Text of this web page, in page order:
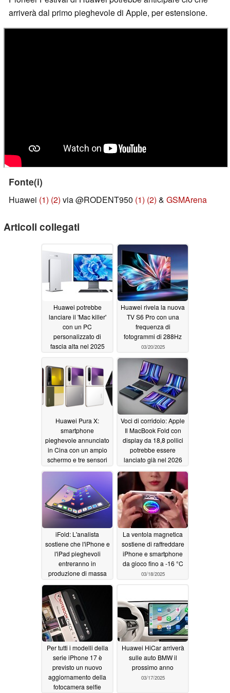
arriverà dal primo pieghevole di Apple, per estensione.
Fonte(i)
Huawei (1) (2) via @RODENT950 (1) (2) & GSMArena
Articoli collegati
Huawei potrebbe
lanciare il 'Mac killer'
con un PC
personalizzato di
fascia alta nel 2025
Huawei rivela la nuova
TV S6 Pro con una
frequenza di
fotogrammi di 288Hz
03/20/2025
Huawei Pura X:
smartphone
pieghevole annunciato
in Cina con un ampio
schermo e tre sensori
Voci di corridoio: Apple
Il MacBook Fold con
display da 18,8 pollici
potrebbe essere
lanciato già nel 2026
touchscreen in
assoluto03/18/2025
iFold: L'analista
sostiene che l'iPhone e
l'iPad pieghevoli
entreranno in
produzione di massa
03/18/2025
La ventola magnetica
sostiene di raffreddare
iPhone e smartphone
da gioco fino a -16 °C
03/18/2025
Per tutti i modelli della
serie iPhone 17 è
previsto un nuovo
aggiornamento della
fotocamera selfie
Huawei HiCar arriverà
sulle auto BMW il
prossimo anno
03/17/2025